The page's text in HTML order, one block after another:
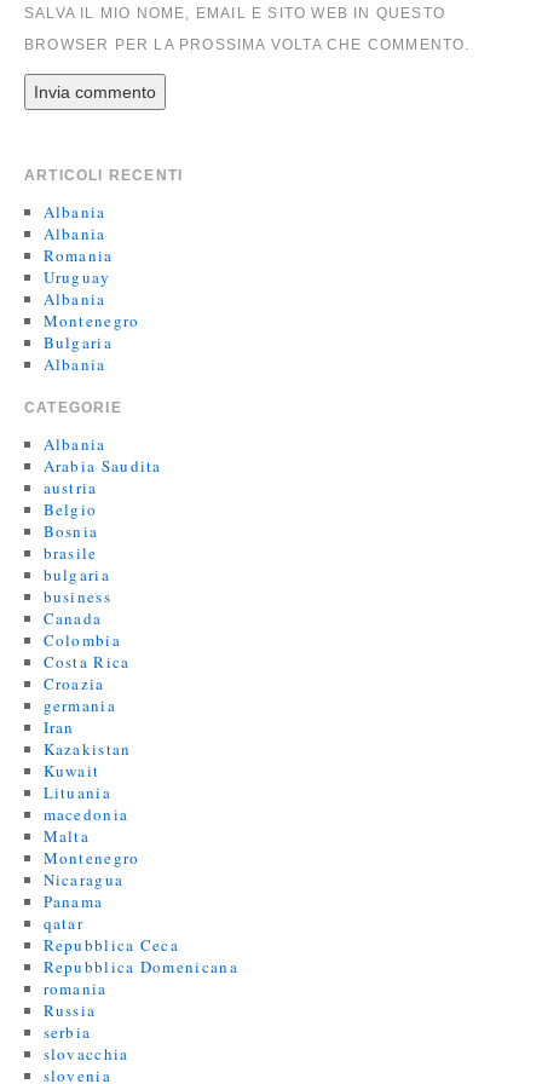
SALVA IL MIO NOME, EMAIL E SITO WEB IN QUESTO
BROWSER PER LA PROSSIMA VOLTA CHE COMMENTO.
ARTICOLI RECENTI
Albania
Albania
Romania
Uruguay
Albania
Montenegro
Bulgaria
Albania
CATEGORIE
Albania
Arabia Saudita
austria
Belgio
Bosnia
brasile
bulgaria
business
Canada
Colombia
Costa Rica
Croazia
germania
Iran
Kazakistan
Kuwait
Lituania
macedonia
Malta
Montenegro
Nicaragua
Panama
qatar
Repubblica Ceca
Repubblica Domenicana
romania
Russia
serbia
slovacchia
slovenia